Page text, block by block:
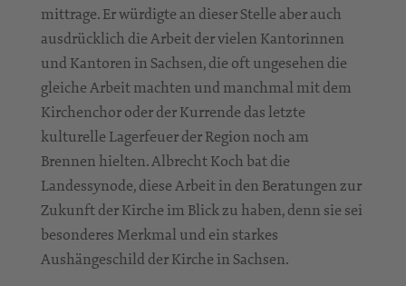
mittrage. Er würdigte an dieser Stelle aber auch
ausdrücklich die Arbeit der vielen Kantorinnen
und Kantoren in Sachsen, die oft ungesehen die
gleiche Arbeit machten und manchmal mit dem
Kirchenchor oder der Kurrende das letzte
kulturelle Lagerfeuer der Region noch am
Brennen hielten. Albrecht Koch bat die
Landessynode, diese Arbeit in den Beratungen zur
Zukunft der Kirche im Blick zu haben, denn sie sei
besonderes Merkmal und ein starkes
Aushängeschild der Kirche in Sachsen.